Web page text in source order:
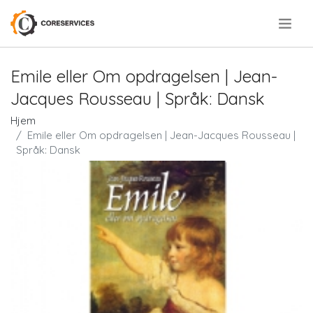
Emile eller Om opdragelsen | Jean-
Jacques Rousseau | Språk: Dansk
Hjem
Emile eller Om opdragelsen | Jean-Jacques Rousseau |
Språk: Dansk